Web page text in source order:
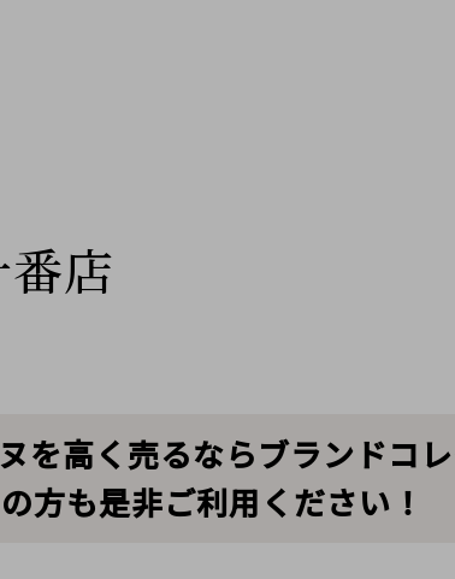
店
を高く売るならブランドコ
方も是非ご利用ください！